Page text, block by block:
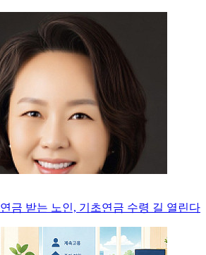
금 받는 노인, 기초연금 수령 길 열린다